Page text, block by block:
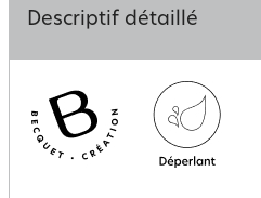
Descriptif détaillé